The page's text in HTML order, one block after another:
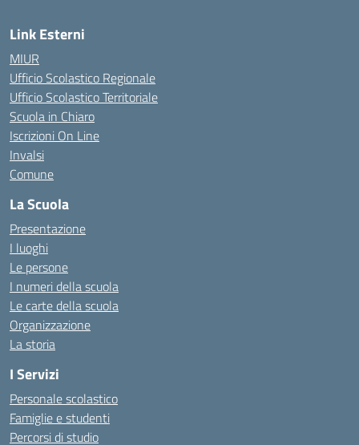
Link Esterni
MIUR
Ufficio Scolastico Regionale
Ufficio Scolastico Territoriale
Scuola in Chiaro
Iscrizioni On Line
Invalsi
Comune
La Scuola
Presentazione
I luoghi
Le persone
I numeri della scuola
Le carte della scuola
Organizzazione
La storia
I Servizi
Personale scolastico
Famiglie e studenti
Percorsi di studio